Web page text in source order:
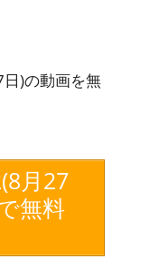
)の動画を無
月27
無料